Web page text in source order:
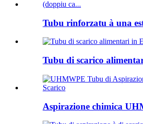
Tubu rinforzatu à una
Tubu di scarico
Aspirazione chimica